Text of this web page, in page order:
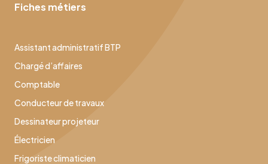
Fiches métiers
Assistant administratif BTP
Chargé d’affaires
Comptable
Conducteur de travaux
Dessinateur projeteur
Électricien
Frigoriste climaticien